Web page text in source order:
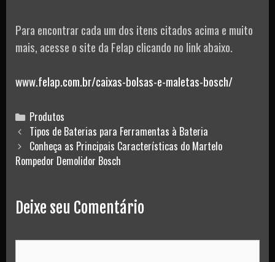
Para encontrar cada um dos itens citados acima e muito
mais, acesse o site da Felap clicando no link abaixo.
www.felap.com.br/caixas-bolsas-e-maletas-bosch/
Categories
Produtos
Post
navigation
Tipos de Baterias para Ferramentas à Bateria
Conheça as Principais Características do Martelo
Rompedor Demolidor Bosch
Deixe seu Comentário